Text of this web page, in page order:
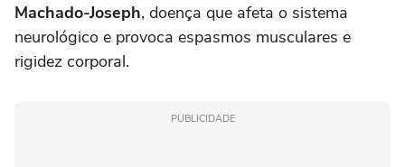
Machado-Joseph, doença que afeta o sistema
neurológico e provoca espasmos musculares e
rigidez corporal.
PUBLICIDADE